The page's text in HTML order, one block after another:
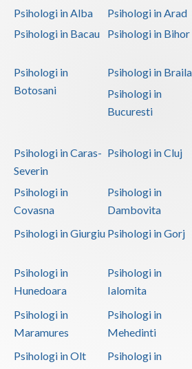
Psihologi in Alba Psihologi in Arad
Psihologi in Bacau
Psihologi in Bihor
Psihologi in
Botosani
Psihologi in Braila
Psihologi in
Bucuresti
Psihologi in Caras-
Severin
Psihologi in Cluj
Psihologi in
Covasna
Psihologi in
Dambovita
Psihologi in Giurgiu Psihologi in Gorj
Psihologi in
Hunedoara
Psihologi in
Ialomita
Psihologi in
Maramures
Psihologi in
Mehedinti
Psihologi in Olt
Psihologi in